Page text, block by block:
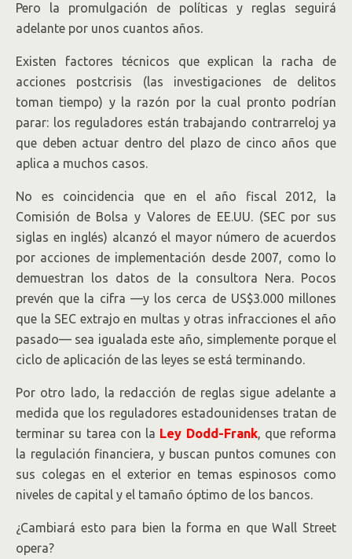
Pero la promulgación de políticas y reglas seguirá
adelante por unos cuantos años.
Existen factores técnicos que explican la racha de
acciones postcrisis (las investigaciones de delitos
toman tiempo) y la razón por la cual pronto podrían
parar: los reguladores están trabajando contrarreloj ya
que deben actuar dentro del plazo de cinco años que
aplica a muchos casos.
No es coincidencia que en el año fiscal 2012, la
Comisión de Bolsa y Valores de EE.UU. (SEC por sus
siglas en inglés) alcanzó el mayor número de acuerdos
por acciones de implementación desde 2007, como lo
demuestran los datos de la consultora Nera. Pocos
prevén que la cifra —y los cerca de US$3.000 millones
que la SEC extrajo en multas y otras infracciones el año
pasado— sea igualada este año, simplemente porque el
ciclo de aplicación de las leyes se está terminando.
Por otro lado, la redacción de reglas sigue adelante a
medida que los reguladores estadounidenses tratan de
terminar su tarea con la Ley Dodd-Frank, que reforma
la regulación financiera, y buscan puntos comunes con
sus colegas en el exterior en temas espinosos como
niveles de capital y el tamaño óptimo de los bancos.
¿Cambiará esto para bien la forma en que Wall Street
opera?